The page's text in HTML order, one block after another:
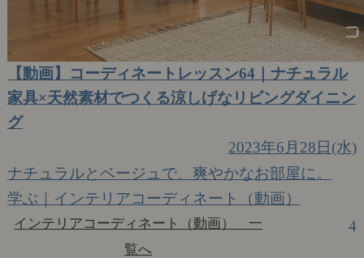
【動画】コーディネートレッスン64｜ナチュラル
家具×天然素材でつくる涼しげなリビングダイニン
グ
2023年6月28日(水)
ナチュラルとベージュで、爽やかなお部屋に。
学ぶ｜インテリアコーディネート（動画）
4
インテリアコーディネート（動画） 一
覧へ